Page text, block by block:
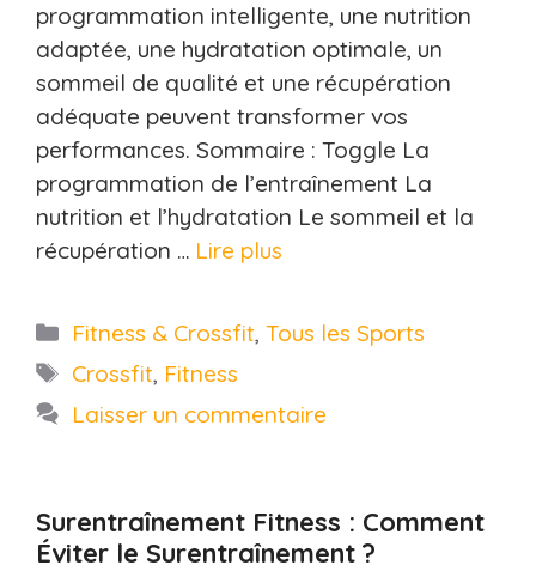
programmation intelligente, une nutrition
adaptée, une hydratation optimale, un
sommeil de qualité et une récupération
adéquate peuvent transformer vos
performances. Sommaire : Toggle La
programmation de l’entraînement La
nutrition et l’hydratation Le sommeil et la
récupération … Lire plus
Catégories
Fitness & Crossfit,Tous les Sports
Étiquettes
Crossfit, Fitness
Laisser un commentaire
Surentraînement Fitness : Comment
Éviter le Surentraînement ?